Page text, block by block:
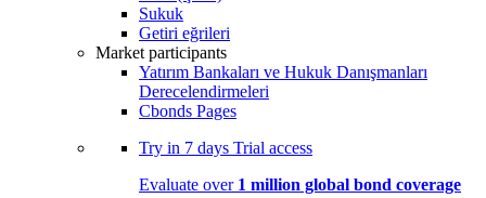
Sukuk
Getiri eğrileri
Market participants
Yatırım Bankaları ve Hukuk Danışmanları
Derecelendirmeleri
Cbonds Pages
Try in 7 days Trial access
Evaluate over 1 million global bond coverage